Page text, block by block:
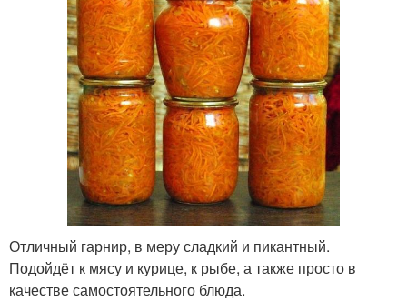
Отличный гарнир, в меру сладкий и пикантный.
Подойдёт к мясу и курице, к рыбе, а также просто в
качестве самостоятельного блюда.